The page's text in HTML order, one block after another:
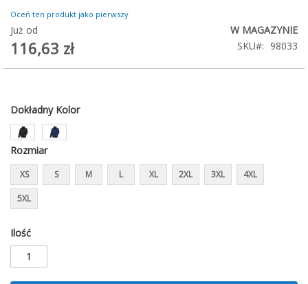
Oceń ten produkt jako pierwszy
Już od
116,63 zł
W MAGAZYNIE
SKU
98033
Dokładny Kolor
Rozmiar
XS S M L XL 2XL 3XL 4XL
5XL
Ilość
galerii